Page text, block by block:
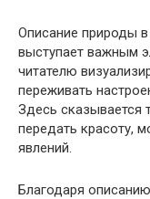
Описание природы
выступает важным
читателю
переживать
Здесь сказывается
передать красоту,
явлений.
Благодаря